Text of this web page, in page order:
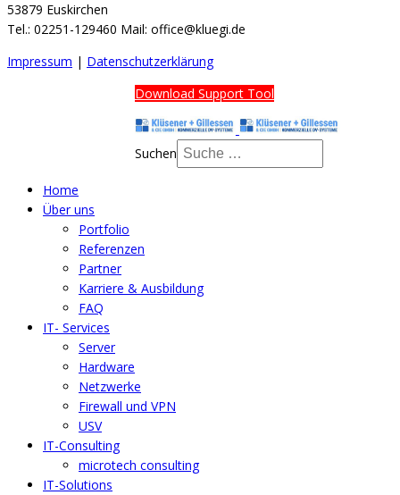
53879 Euskirchen
Tel.: 02251-129460 Mail: office@kluegi.de
Impressum | Datenschutzerklärung
Download Support Tool
Suchen
Home
Über uns
Portfolio
Referenzen
Partner
Karriere & Ausbildung
FAQ
IT- Services
Server
Hardware
Netzwerke
Firewall und VPN
USV
IT-Consulting
microtech consulting
IT-Solutions